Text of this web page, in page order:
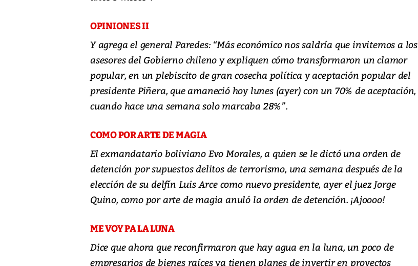
OPINIONES II
Y agrega el general Paredes: “Más económico nos saldría que invitemos a los
asesores del Gobierno chileno y expliquen cómo transformaron un clamor
popular, en un plebiscito de gran cosecha política y aceptación popular del
presidente Piñera, que amaneció hoy lunes (ayer) con un 70% de aceptación,
cuando hace una semana solo marcaba 28%”.
COMO POR ARTE DE MAGIA
El exmandatario boliviano Evo Morales, a quien se le dictó una orden de
detención por supuestos delitos de terrorismo, una semana después de la
elección de su delfín Luis Arce como nuevo presidente, ayer el juez Jorge
Quino, como por arte de magia anuló la orden de detención. ¡Ajoooo!
ME VOY PA LA LUNA
Dice que ahora que reconfirmaron que hay agua en la luna, un poco de
empresarios de bienes raíces ya tienen planes de invertir en proyectos